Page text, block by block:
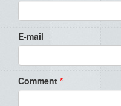
E-mail
Comment *